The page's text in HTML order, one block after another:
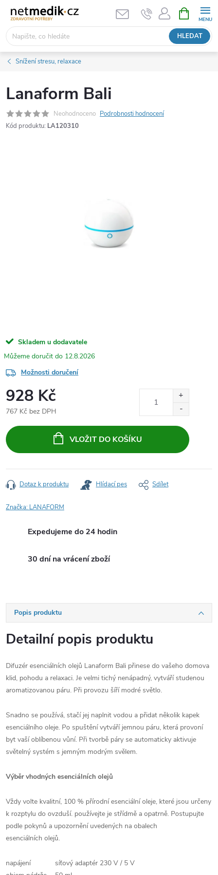
obsah
HLEDAT
NÁKUPNÍ
KOŠÍK
Snížení stresu, relaxace
Lanaform Bali
Neohodnoceno Podrobnosti hodnocení
Kód produktu: LA120310
Skladem u dodavatele
12.8.2026
Možnosti doručení
928 Kč
767 Kč bez DPH
cena:
VLOŽIT DO KOŠÍKU
Dotaz k produktu Hlídací pes Sdílet
Značka: LANAFORM
Expedujeme do 24 hodin
30 dní na vrácení zboží
Popis produktu
Detailní popis produktu
Difuzér esenciálních olejů Lanaform Bali přinese do vašeho domova
klid, pohodu a relaxaci. Je velmi tichý nenápadný, vytváří studenou
aromatizovanou páru. Při provozu šíří modré světlo.
Snadno se používá, stačí jej naplnit vodou a přidat několik kapek
esenciálního oleje. Po spuštění vytváří jemnou páru, která provoní
byt vaší oblíbenou vůní. Při tvorbě páry se automaticky aktivuje
světelný systém s jemným modrým svělem.
Výběr vhodných esenciálních olejů
Vždy volte kvalitní, 100 % přírodní esenciální oleje, které jsou určeny
k rozptylu do ovzduší. používejte je střídmě a opatrně. Postupujte
podle pokynů a upozornění uvedených na obalech
esenciálních olejů.
napájení
síťový adaptér 230 V / 5 V